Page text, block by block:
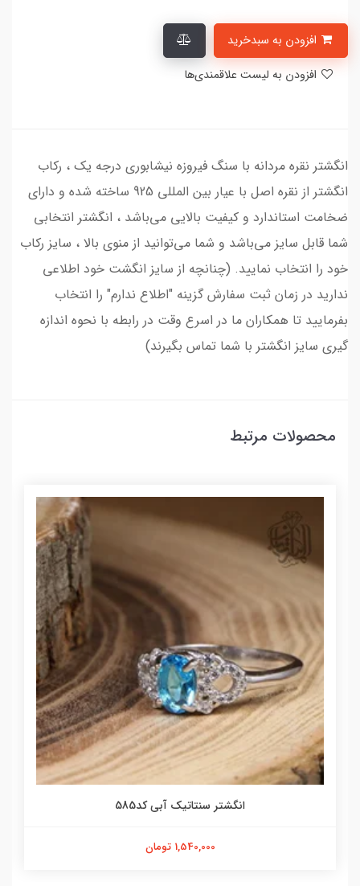
انگشتر نقره مردانه با سنگ فیروزه نیشابوری درجه یک ، رکاب
انگشتر از نقره اصل با عیار بین المللی 925 ساخته شده و دارای
ضخامت استاندارد و کیفیت بالایی می‌باشد ، انگشتر انتخابی
شما قابل سایز می‌باشد و شما می‌توانید از منوی بالا ، سایز رکاب
خود را انتخاب نمایید. (چنانچه از سایز انگشت خود اطلاعی
ندارید در زمان ثبت سفارش گزینه "اطلاع ندارم" را انتخاب
بفرمایید تا همکاران ما در اسرع وقت در رابطه با نحوه اندازه
گیری سایز انگشتر با شما تماس بگیرند)
محصولات مرتبط
انگشتر سنتاتیک آبی کد585
1,540,000 تومان